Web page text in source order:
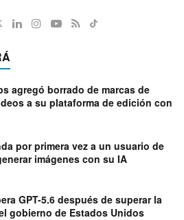
agregó borrado de marcas de
a su plataforma de edición con
por primera vez a un usuario de
imágenes con su IA
GPT-5.6 después de superar la
gobierno de Estados Unidos